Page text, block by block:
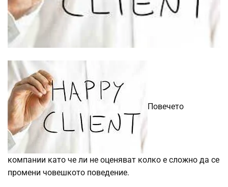
Повечето
компании като че ли не оценяват колко е сложно да се
промени човешкото поведение.